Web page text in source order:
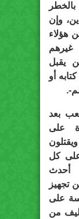
وإن
هؤلاء
غيرهم
يقبل
أو
.
بعد
على
كل
أحدث
تجهيز
على
من